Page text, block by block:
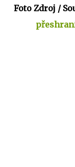
Foto Zdroj /